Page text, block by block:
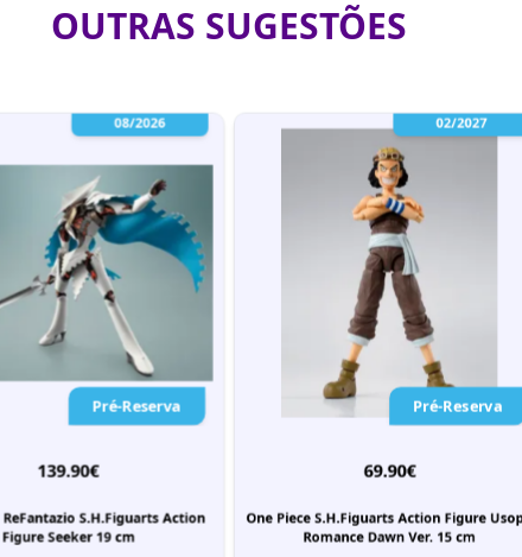
OUTRAS SUGESTÕES
08/2026
Pré-Reserva
139.90€
S.H.Figuarts Action
Figure Seeker 19 cm
02/2027
Pré-Reserva
69.90€
One Piece S.H.Figuarts Action Figure
Romance Dawn Ver. 15 cm